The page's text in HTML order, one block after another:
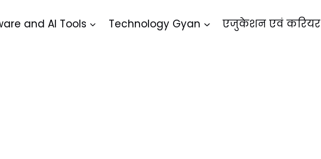
and AI Tools Technology Gyan एजुकेशन एवं करियर